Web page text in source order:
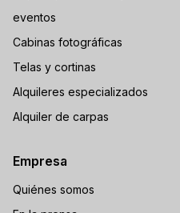
eventos
Cabinas fotográficas
Telas y cortinas
Alquileres especializados
Alquiler de carpas
Empresa
Quiénes somos